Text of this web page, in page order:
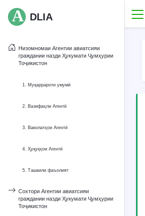
DLIA
Низомномаи Агентии авиатсияи
граждании назди Ҳукумати Ҷумҳурии
Тоҷикистон
1. Муқаррароти умумӣ
2. Вазифаҳли Агентӣ
3. Ваколатҳои Агентӣ
4. Ҳуқуқҳои Агентӣ
5. Ташкили фаъолият
Сохтори Агентии авиатсияи
граждании назди Ҳукумати Ҷумҳурии
Тоҷикистон